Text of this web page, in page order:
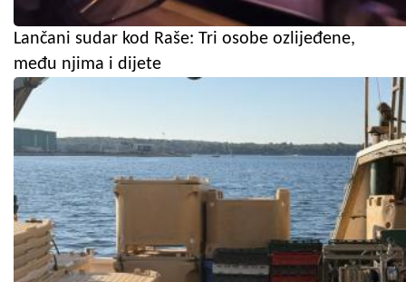
Lančani sudar kod Raše: Tri osobe ozlijeđene,
među njima i dijete